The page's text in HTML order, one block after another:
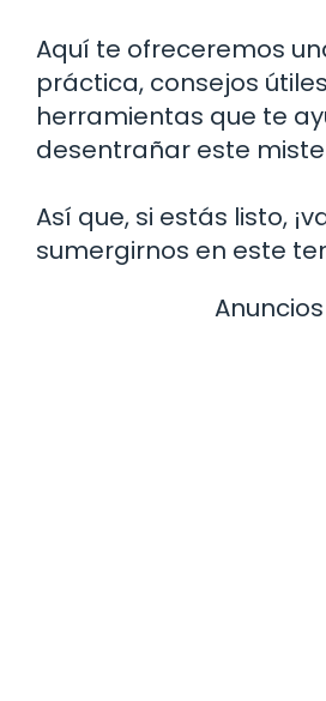
Aquí te ofreceremos
práctica, consejos
herramientas que te
desentrañar este
Así que, si estás listo,
sumergirnos en este
Anuncios